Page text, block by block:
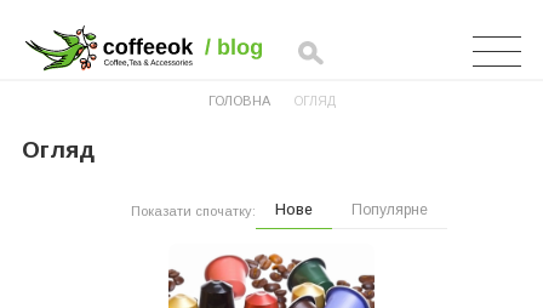
ГОЛОВНА ОГЛЯД
Огляд
Показати спочатку: Нове Популярне